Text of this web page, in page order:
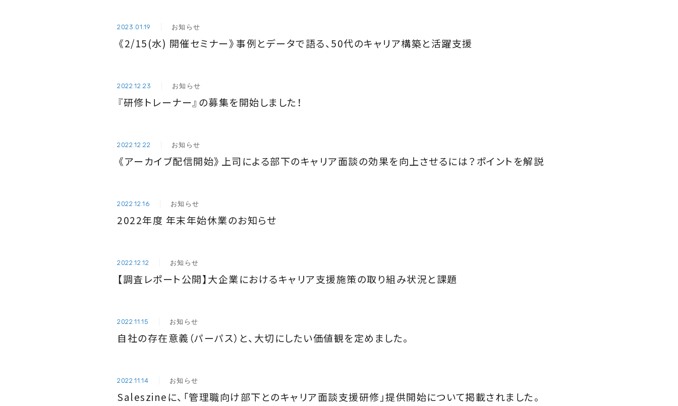
2023.01.19 お知らせ
《2/15(水) 開催セミナー》事例とデータで語る、50代のキャリア構築と活躍支援
2022.12.23 お知らせ
『研修トレーナー』の募集を開始しました！
2022.12.22 お知らせ
《アーカイブ配信開始》上司による部下のキャリア面談の効果を向上させるには？ポイントを解説
2022.12.16 お知らせ
2022年度 年末年始休業のお知らせ
2022.12.12 お知らせ
【調査レポート公開】大企業におけるキャリア支援施策の取り組み状況と課題
2022.11.15 お知らせ
自社の存在意義（パーパス）と、大切にしたい価値観を定めました。
2022.11.14 お知らせ
Saleszineに、「管理職向け部下とのキャリア面談支援研修」提供開始について掲載されました。